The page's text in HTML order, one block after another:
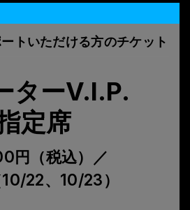
トいただける方のチケット
ターV.I.P.
定席
円（税込）／
22、10/23）